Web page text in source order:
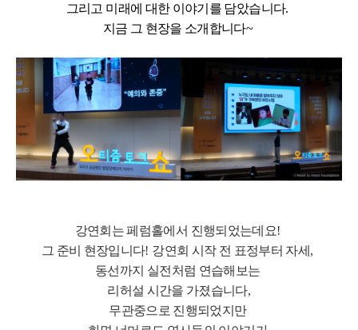
그리고 미래에 대한 이야기를 담았습니다.
지금 그 현장을 소개합니다~
강연회는 페럼홀에서 진행되었는데요!
그 준비 현장입니다! 강연회 시작 전 표정부터 자세 ,
동선까지 실전처럼 연습해보는
리허설 시간을 가졌습니다,
무관중으로 진행되었지만